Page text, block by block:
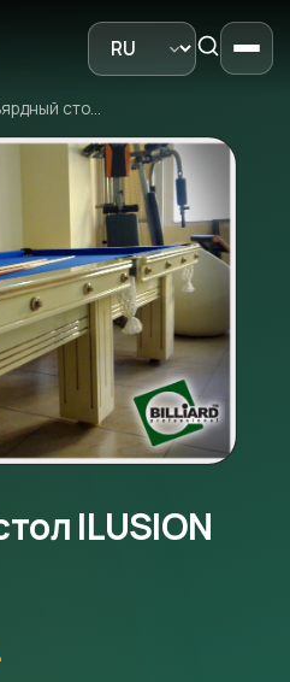
Бильярдный стол ILUSION
ILUSION